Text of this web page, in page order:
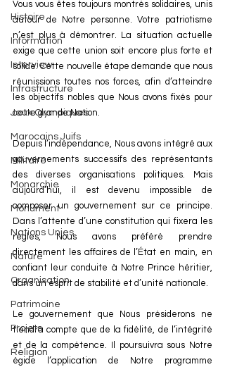
Histoire
Information
Interview
Infrastructure
Jeux Olympiques
Marocains Juifs
Militaire
Monarchie
Monument
Nations Unies
Nature
Organisation
Patrimoine
Projets
Religion
Vous vous êtes toujours montrés solidaires, unis
autour de Notre personne. Votre patriotisme
n’est plus à démontrer. La situation actuelle
exige que cette union soit encore plus forte et
solide. Cette nouvelle étape demande que nous
réunissions toutes nos forces, afin d’atteindre
les objectifs nobles que Nous avons fixés pour
cette grande Nation.
Depuis l’indépendance, Nous avons intégré aux
gouvernements successifs des représentants
des diverses organisations politiques. Mais
aujourd’hui, il est devenu impossible de
composer un gouvernement sur ce principe.
Dans l’attente d’une constitution qui fixera les
règles, Nous avons préféré prendre
directement les affaires de l’État en main, en
confiant leur conduite à Notre Prince héritier,
dans un esprit de stabilité et d’unité nationale.
Le gouvernement que Nous présiderons ne
tiendra compte que de la fidélité, de l’intégrité
et de la compétence. Il poursuivra sous Notre
égide l’application de Notre programme